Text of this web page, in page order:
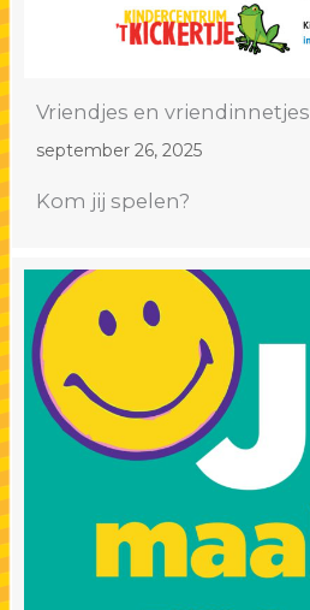
Vriendjes en vriendinnetjes
september 26, 2025
Kom jij spelen?